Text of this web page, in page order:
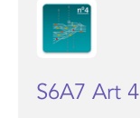
S6A7 Art 4